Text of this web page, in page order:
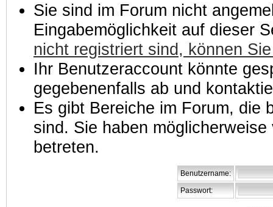
Sie sind im Forum nicht
Eingabemöglichkeit auf dieser
nicht registriert sind, können
Ihr Benutzeraccount könnte
gegebenenfalls ab und
Es gibt Bereiche im Forum, die
sind. Sie haben
betreten.
Benutzername:
Passwort: